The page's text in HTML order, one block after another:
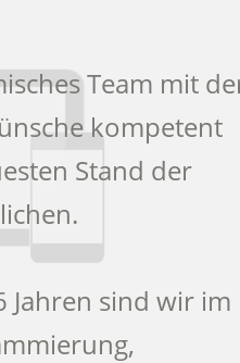
Team mit
kompetent
Stand der
Jahren sind wir im